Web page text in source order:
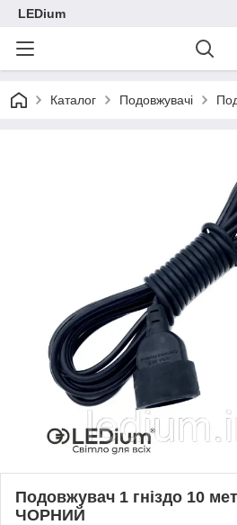
LEDium
Каталог Подовжувачі
Подовжувач 1 гніздо 10
ЧОРНИЙ